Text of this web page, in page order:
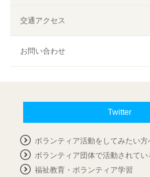
交通アクセス
お問い合わせ
Twitter
ボランティア活動をしてみたい方
ボランティア団体で活動されてい
福祉教育・ボランティア学習